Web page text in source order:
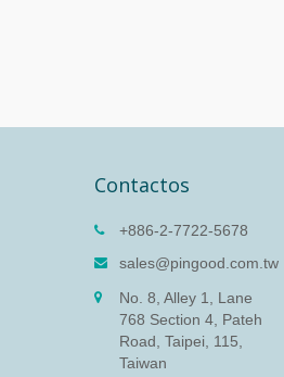
Contactos
+886-2-7722-5678
sales@pingood.com.tw
No. 8, Alley 1, Lane
768 Section 4, Pateh
Road, Taipei, 115,
Taiwan